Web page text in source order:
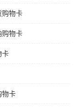
购物卡
购物卡
卡
物卡